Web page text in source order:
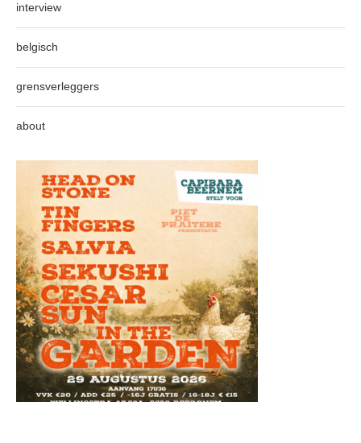
interview
belgisch
grensverleggers
about